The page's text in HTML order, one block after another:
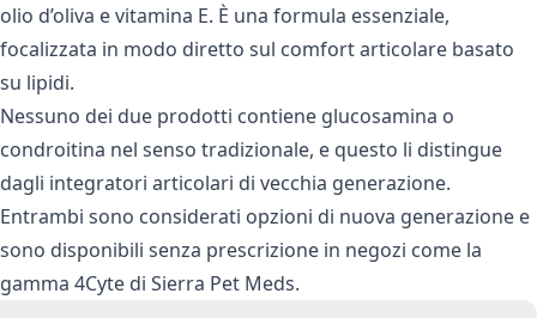
olio d’oliva e vitamina E. È una formula essenziale,
focalizzata in modo diretto sul comfort articolare basato
su lipidi.
Nessuno dei due prodotti contiene glucosamina o
condroitina nel senso tradizionale, e questo li distingue
dagli integratori articolari di vecchia generazione.
Entrambi sono considerati opzioni di nuova generazione e
sono disponibili senza prescrizione in negozi come la
gamma 4Cyte di Sierra Pet Meds.